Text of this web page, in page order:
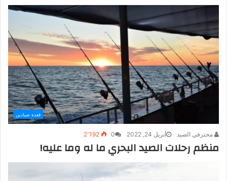
قعدة صيادين
محترفي الصيد أبريل 24, 2022 0 2٬192
منظم رحلات الصيد البحري ما له وما عليه!